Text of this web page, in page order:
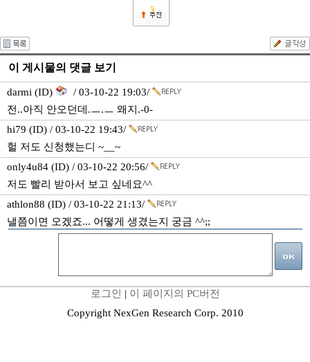
5
이 게시물의 댓글 보기
darmi (ID)
/ 03-10-22 19:03/
전..아직 안오던데.ㅡ.ㅡ 왜지.-0-
hi79 (ID) / 03-10-22 19:43/
헐 저도 신청했는디 ~__~
only4u84 (ID) / 03-10-22 20:56/
저도 빨리 받아서 보고 싶네요^^
athlon88 (ID) / 03-10-22 21:13/
낼쯤이면 오겠죠... 어떻게 생겼는지 궁금 ^^;;
로그인 | 이 페이지의 PC버전
Copyright NexGen Research Corp. 2010